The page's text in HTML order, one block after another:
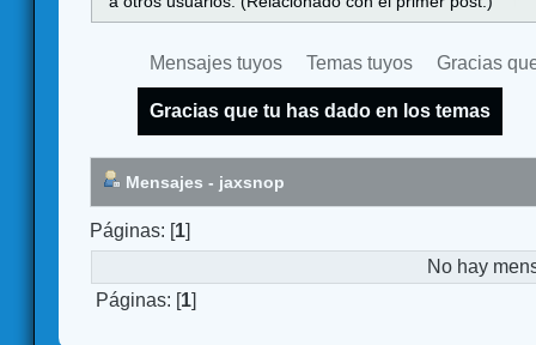
Mensajes tuyos Temas tuyos Gracias
Gracias que tu has dado en los temas
Mensajes - jaxsnop
Páginas: [1]
No hay
Páginas: [1]